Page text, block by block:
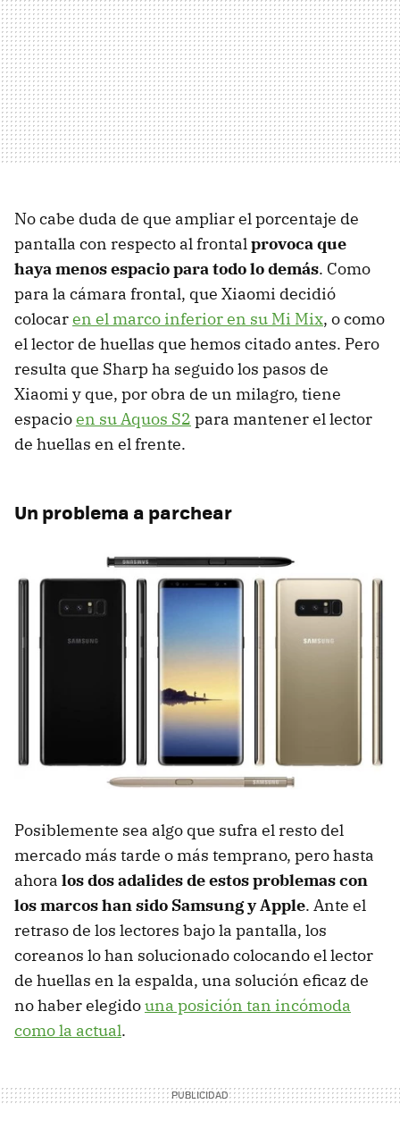
No cabe duda de que ampliar el porcentaje de
pantalla con respecto al frontalprovoca que
haya menos espacio para todo lo demás. Como
para la cámara frontal, que Xiaomi decidió
colocaren el marco inferior en su Mi Mix, o como
el lector de huellas que hemos citado antes. Pero
resulta que Sharp ha seguido los pasos de
Xiaomi y que, por obra de un milagro, tiene
espacioen su Aquos S2 para mantener el lector
de huellas en el frente.
Un problema a parchear
Posiblemente sea algo que sufra el resto del
mercado más tarde o más temprano, pero hasta
ahora los dos adalides de estos problemas con
los marcos han sido Samsung y Apple. Ante el
retraso de los lectores bajo la pantalla, los
coreanos lo han solucionado colocando el lector
de huellas en la espalda, una solución eficaz de
no haber elegidouna posición tan incómoda
como la actual.